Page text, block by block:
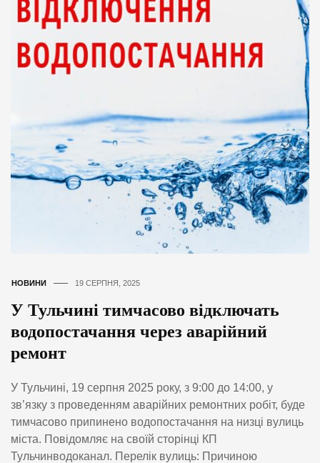
НОВИНИ 19 СЕРПНЯ, 2025
У Тульчині тимчасово відключать
водопостачання через аварійний
ремонт
У Тульчині, 19 серпня 2025 року, з 9:00 до 14:00, у
зв’язку з проведенням аварійних ремонтних робіт, буде
тимчасово припинено водопостачання на низці вулиць
міста. Повідомляє на своїй сторінці КП
Тульчинводоканал. Перелік вулиць: Причиною